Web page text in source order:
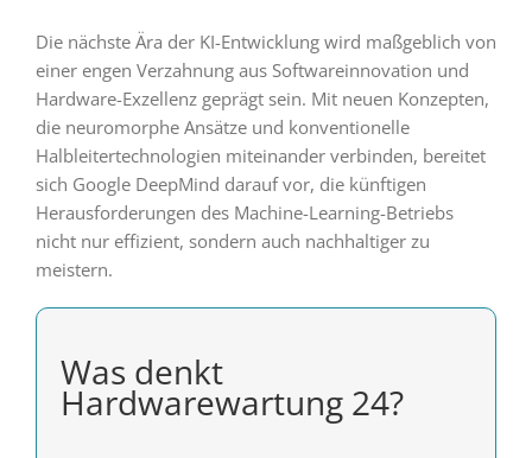
Die nächste Ära der KI-Entwicklung wird maßgeblich von
einer engen Verzahnung aus Softwareinnovation und
Hardware-Exzellenz geprägt sein. Mit neuen Konzepten,
die neuromorphe Ansätze und konventionelle
Halbleitertechnologien miteinander verbinden, bereitet
sich Google DeepMind darauf vor, die künftigen
Herausforderungen des Machine-Learning-Betriebs
nicht nur effizient, sondern auch nachhaltiger zu
meistern.
Was denkt
Hardwarewartung 24?